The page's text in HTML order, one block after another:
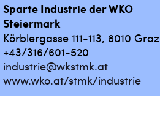
Sparte Industrie der WKO
Steiermark
Körblergasse 111-113, 8010 Graz
+43/316/601-520
industrie@wkstmk.at
www.wko.at/stmk/industrie